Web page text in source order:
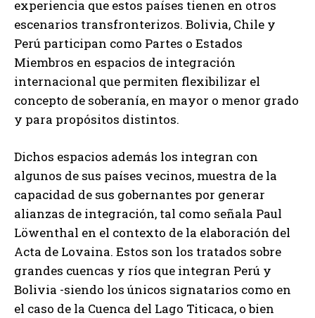
experiencia que estos países tienen en otros
escenarios transfronterizos. Bolivia, Chile y
Perú participan como Partes o Estados
Miembros en espacios de integración
internacional que permiten flexibilizar el
concepto de soberanía, en mayor o menor grado
y para propósitos distintos.
Dichos espacios además los integran con
algunos de sus países vecinos, muestra de la
capacidad de sus gobernantes por generar
alianzas de integración, tal como señala Paul
Löwenthal en el contexto de la elaboración del
Acta de Lovaina. Estos son los tratados sobre
grandes cuencas y ríos que integran Perú y
Bolivia -siendo los únicos signatarios como en
el caso de la Cuenca del Lago Titicaca, o bien